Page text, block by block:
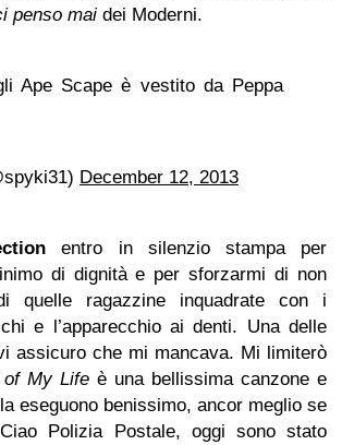
penso mai dei Moderni.
Ape Scape è vestito da Peppa
December 12, 2013
entro in silenzio stampa per
di dignità e per sforzarmi di non
quelle ragazzine inquadrate con i
e l’apparecchio ai denti. Una delle
assicuro che mi mancava. Mi limiterò
of My Life è una bellissima canzone e
eseguono benissimo, ancor meglio se
Polizia Postale, oggi sono stato